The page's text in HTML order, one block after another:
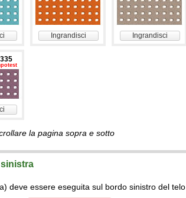
Ingrandisci Ingrandisci
la pagina sopra e sotto
sinistra
deve essere eseguita sul bordo sinistro del telo